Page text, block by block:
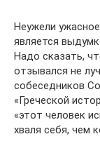
Неужели
является
Надо сказать,
отзывался не
собеседников
«Греческой
«этот человек
хваля себя, чем